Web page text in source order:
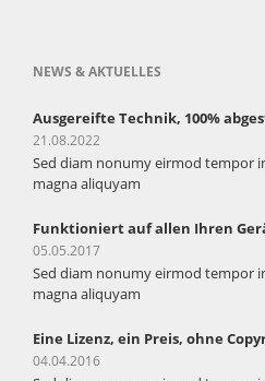
NEWS & AKTUELLES
Ausgereifte Technik, 100%
21.08.2022
Sed diam nonumy eirmod tempor
magna aliquyam
Funktioniert auf allen Ihren
05.05.2017
Sed diam nonumy eirmod tempor
magna aliquyam
Eine Lizenz, ein Preis, ohne
04.04.2016